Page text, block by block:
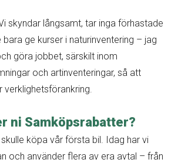
skyndar långsamt, tar inga förhastade
bara ge kurser i naturinventering – jag
göra jobbet, särskilt inom
och artinventeringar, så att
verklighetsförankring.
ni Samköpsrabatter?
köpa vår första bil. Idag har vi
och använder flera av era avtal – från